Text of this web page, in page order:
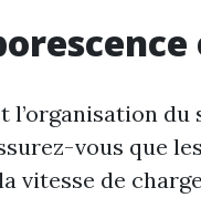
du
vous que
vitesse de